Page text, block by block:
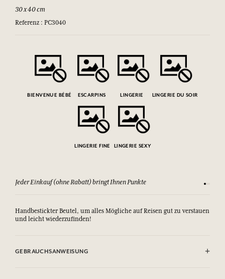
30 x 40 cm
Referenz : PC3040
BIENVENUE BÉBÉ ESCARPINS LINGERIE LINGERIE DU SOIR
LINGERIE FINE LINGERIE SEXY
Jeder Einkauf (ohne Rabatt) bringt Ihnen Punkte Sehen
Handbestickter Beutel, um alles Mögliche auf Reisen gut zu verstauen
und leicht wiederzufinden!
GEBRAUCHSANWEISUNG